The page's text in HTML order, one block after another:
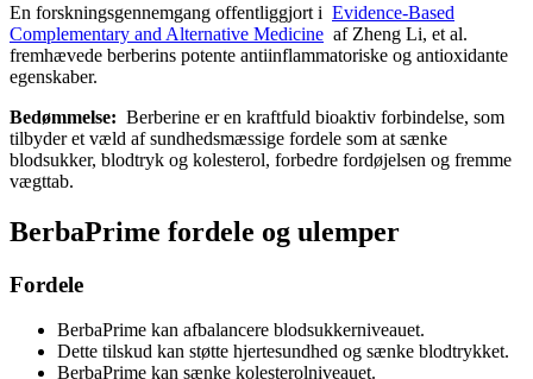
En forskningsgennemgang offentliggjort i Evidence-Based
Complementary and Alternative Medicine af Zheng Li, et al.
fremhævede berberins potente antiinflammatoriske og antioxidante
egenskaber.
Bedømmelse: Berberine er en kraftfuld bioaktiv forbindelse, som
tilbyder et væld af sundhedsmæssige fordele som at sænke
blodsukker, blodtryk og kolesterol, forbedre fordøjelsen og fremme
vægttab.
BerbaPrime fordele og ulemper
Fordele
BerbaPrime kan afbalancere blodsukkerniveauet.
Dette tilskud kan støtte hjertesundhed og sænke blodtrykket.
BerbaPrime kan sænke kolesterolniveauet.